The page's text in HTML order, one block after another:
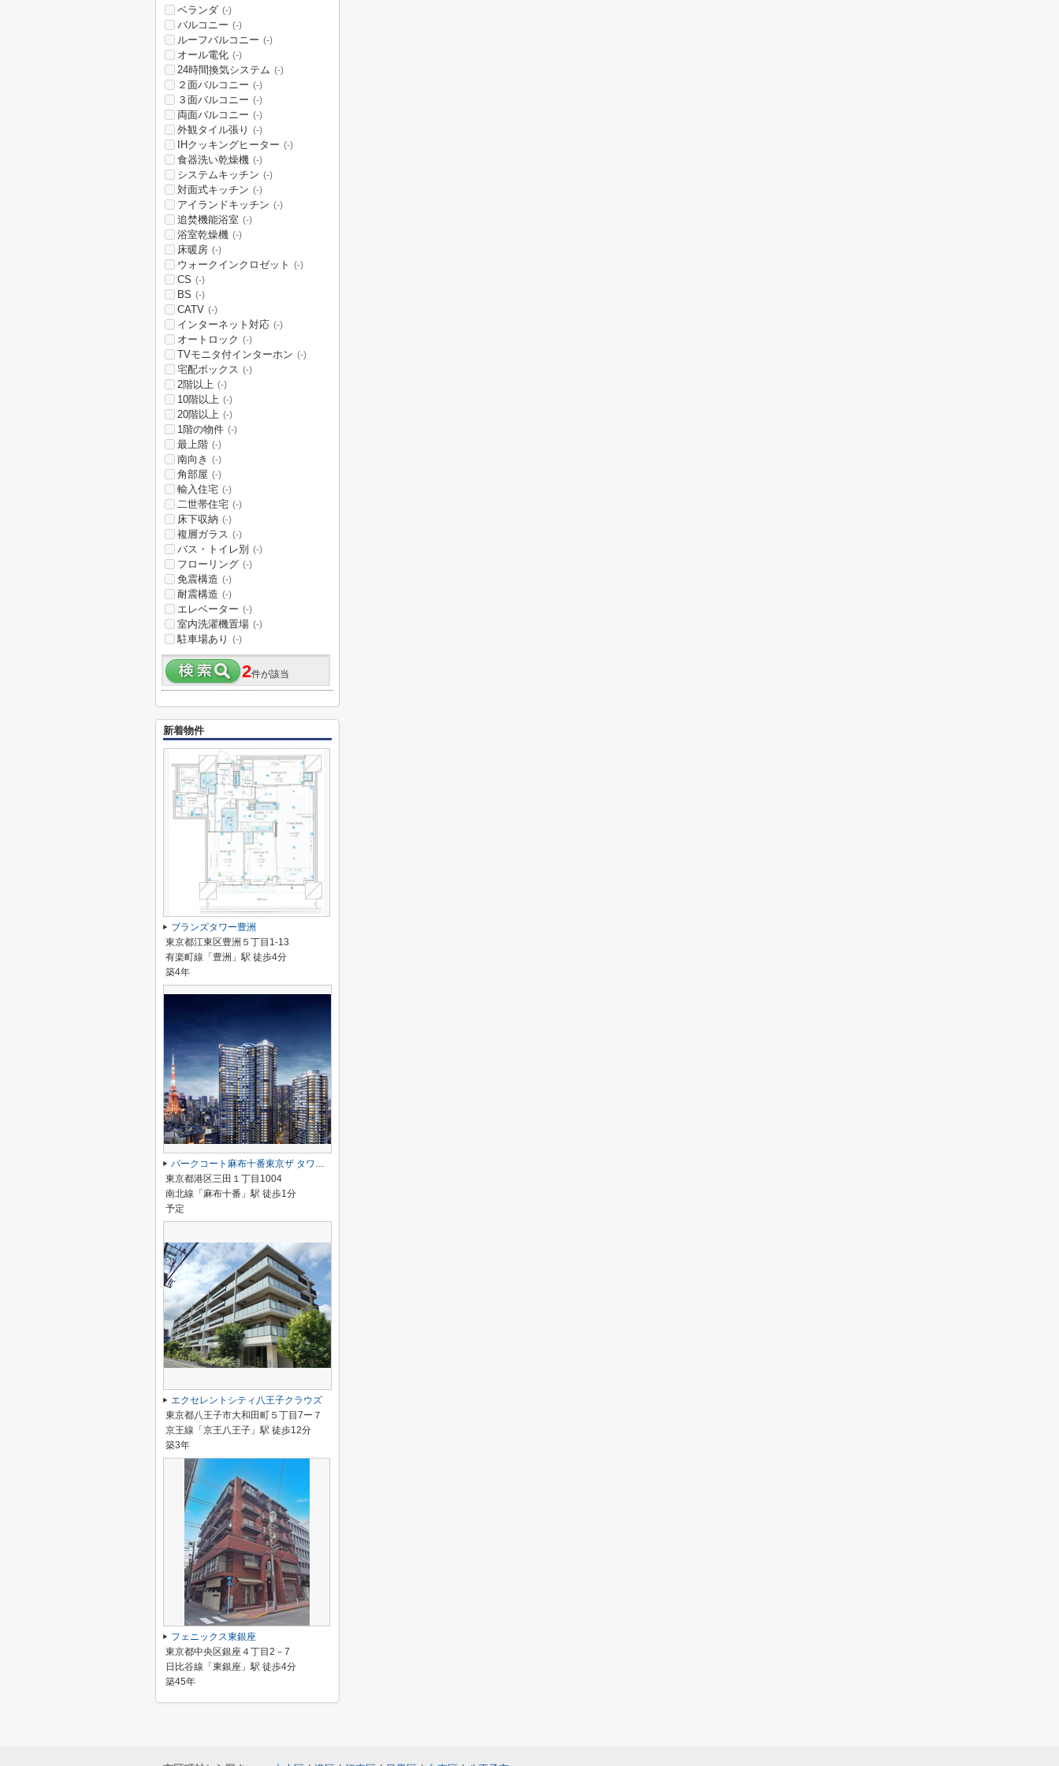
ベランダ (-)
バルコニー (-)
ルーフバルコニー (-)
オール電化 (-)
24時間換気システム (-)
２面バルコニー (-)
３面バルコニー (-)
両面バルコニー (-)
外観タイル張り (-)
IHクッキングヒーター (-)
食器洗い乾燥機 (-)
システムキッチン (-)
対面式キッチン (-)
アイランドキッチン (-)
追焚機能浴室 (-)
浴室乾燥機 (-)
床暖房 (-)
ウォークインクロゼット (-)
CS (-)
BS (-)
CATV (-)
インターネット対応 (-)
オートロック (-)
TVモニタ付インターホン (-)
宅配ボックス (-)
2階以上 (-)
10階以上 (-)
20階以上 (-)
1階の物件 (-)
最上階 (-)
南向き (-)
角部屋 (-)
輸入住宅 (-)
二世帯住宅 (-)
床下収納 (-)
複層ガラス (-)
バス・トイレ別 (-)
フローリング (-)
免震構造 (-)
耐震構造 (-)
エレベーター (-)
室内洗濯機置場 (-)
駐車場あり (-)
2件が該当
新着物件
ブランズタワー豊洲
東京都江東区豊洲５丁目1-13
有楽町線「豊洲」駅 徒歩4分
築4年
パークコート麻布十番東京ザ タワー ノース
東京都港区三田１丁目1004
南北線「麻布十番」駅 徒歩1分
予定
エクセレントシティ八王子クラウズ
東京都八王子市大和田町５丁目7ー７
京王線「京王八王子」駅 徒歩12分
築3年
フェニックス東銀座
東京都中央区銀座４丁目2－7
日比谷線「東銀座」駅 徒歩4分
築45年